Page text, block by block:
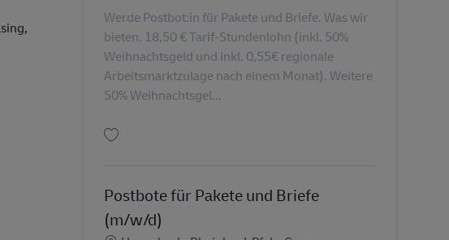
Werde Postbot:in für Pakete und Briefe. Was wir
bieten. 18,50 € Tarif-Stundenlohn (inkl. 50%
Weihnachtsgeld und inkl. 0,55€ regionale
Arbeitsmarktzulage nach einem Monat). Weitere
50% Weihnachtsgel...
Postbote für Pakete und Briefe
(m/w/d)